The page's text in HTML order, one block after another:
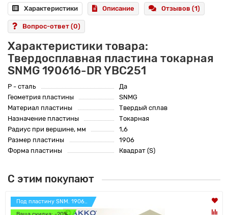
Характеристики Описание Отзывов (1)
Вопрос-ответ (0)
Характеристики товара:
Твердосплавная пластина токарная
SNMG 190616-DR YBC251
P - сталь
Да
Геометрия пластины
SNMG
Материал пластины
Твердый сплав
Назначение пластины
Токарная
Радиус при вершине, мм
1,6
Размер пластины
1906
Форма пластины
Квадрат (S)
С этим покупают
Под пластину SNM. 1906..